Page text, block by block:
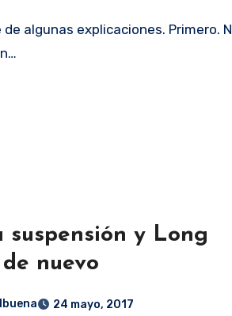
suspensión y Long
nuevo
24 mayo, 2017